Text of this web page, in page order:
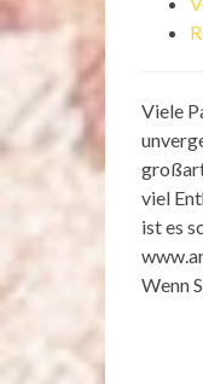
Viele
viel
ist es
Wenn